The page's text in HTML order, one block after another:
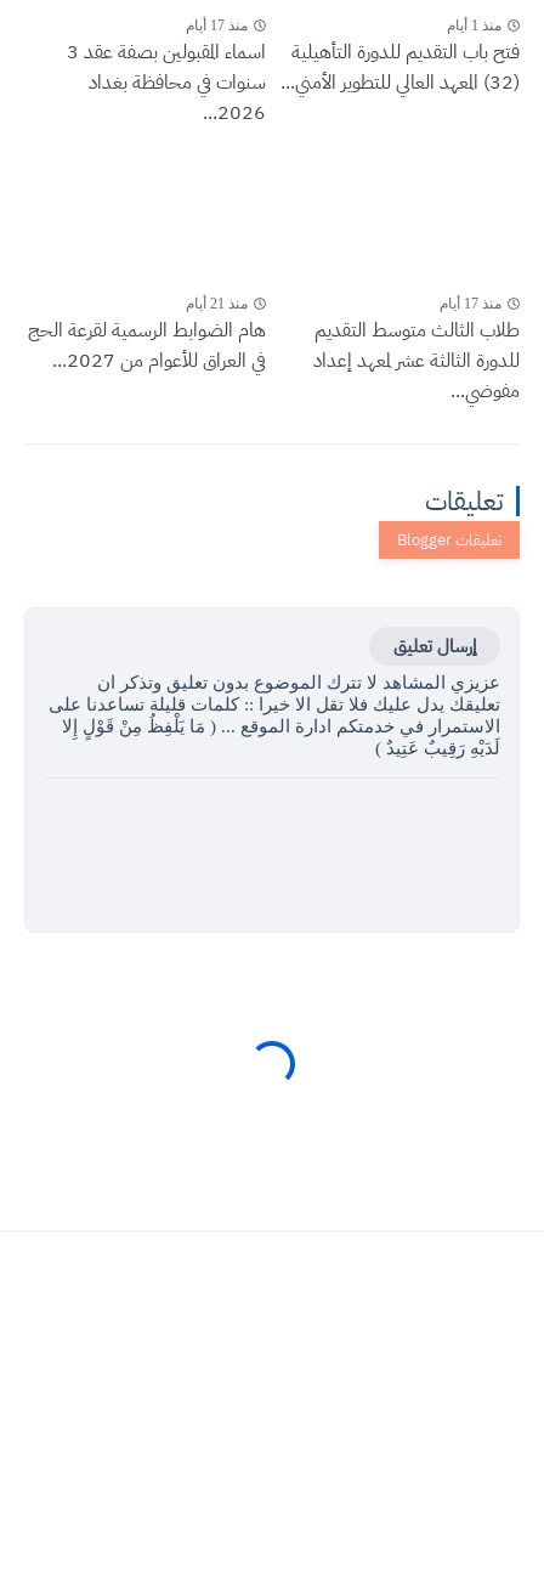
منذ 1 أيام
فتح باب التقديم للدورة التأهيلية
(32) المعهد العالي للتطوير الأمني...
منذ 17 أيام
اسماء المقبولين بصفة عقد 3
سنوات في محافظة بغداد
2026...
منذ 17 أيام
طلاب الثالث متوسط التقديم
للدورة الثالثة عشر لمعهد إعداد
مفوضي...
منذ 21 أيام
هام الضوابط الرسمية لقرعة الحج
في العراق للأعوام من 2027...
تعليقات
إرسال تعليق
عزيزي المشاهد لا تترك الموضوع بدون تعليق وتذكر ان
تعليقك يدل عليك فلا تقل الا خيرا :: كلمات قليلة تساعدنا على
الاستمرار في خدمتكم ادارة الموقع ... ( مَا يَلْفِظُ مِنْ قَوْلٍ إِلا
لَدَيْهِ رَقِيبٌ عَتِيدٌ )